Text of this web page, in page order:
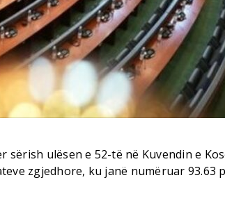
sërish ulësen e 52-të në Kuvendin e
zgjedhore, ku janë numëruar 93.63